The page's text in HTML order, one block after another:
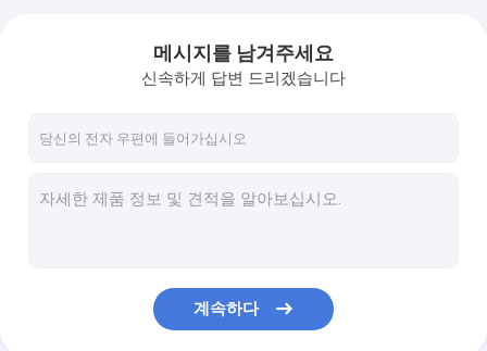
메시지를 남겨주세요
신속하게 답변 드리겠습니다
계속하다